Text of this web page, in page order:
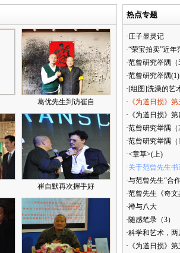
葛优先生到访崔自
崔自默再次握手好
热点专题
·庄子显灵记
·“荣宝拍卖”近
·范曾研究举隅（
·范曾研究举隅(1)
·[组图]洗澡的艺
·《为道日损》
·《为道日损》
·范曾研究举隅（
·范曾研究举隅（
·<章草>(上)
·关于范曾先生
·与范曾先生“合
·范曾先生《奇
·禅与八大
·随感笔录（3）
·科学和艺术，
·《为道日损》